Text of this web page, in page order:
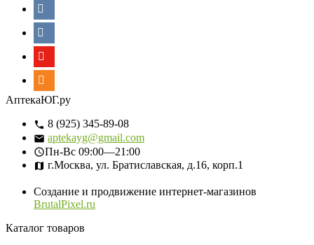
АптекаЮГ.ру
8 (925) 345-89-08
aptekayg@gmail.com
Пн-Вс 09:00—21:00
г.Москва, ул. Братиславская, д.16, корп.1
Создание и продвижение интернет-магазинов
BrutalPixel.ru
Каталог товаров